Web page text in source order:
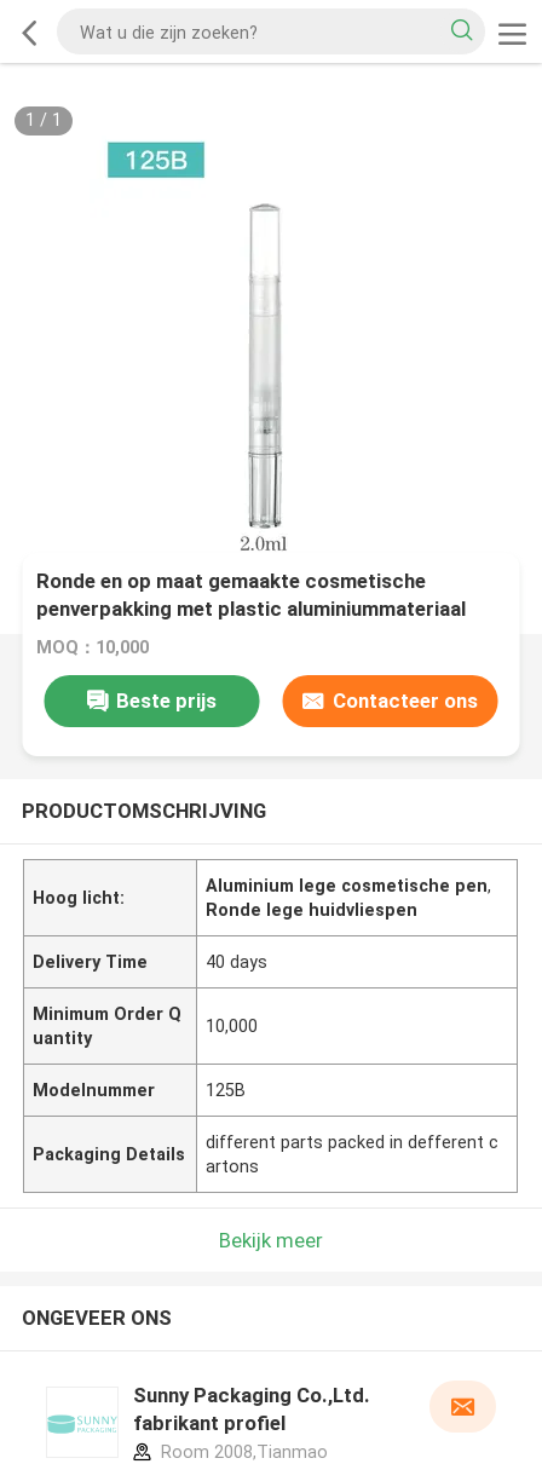
1 / 1
Ronde en op maat gemaakte cosmetische
penverpakking met plastic aluminiummateriaal
MOQ：10,000
Beste prijs Contacteer ons
PRODUCTOMSCHRIJVING
Hoog licht:
Aluminium lege cosmetische pen,
Ronde lege huidvliespen
Delivery Time 40 days
Minimum Order Q
uantity
10,000
Modelnummer 125B
Packaging Details
different parts packed in defferent c
artons
Bekijk meer
ONGEVEER ONS
Sunny Packaging Co.,Ltd.
fabrikant profiel
Room 2008,Tianmao